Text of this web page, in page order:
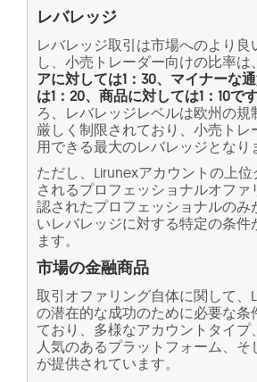
レバレッジ
レバレッジ取引は市場へのより良
し、小売トレーダー向けの比率は、
アに対しては1：30、マイナーな
は1：20、商品に対しては1：10で
ろ、レバレッジレベルは欧州の規
厳しく制限されており、小売トレ
用できる最大のレバレッジとなり
ただし、Lirunexアカウントの上
されるプロフェッショナルオファ
認されたプロフェッショナルのみ
いレバレッジに対する特定の条件
ます。
市場の金融商品
取引オファリング自体に関して、
の潜在的な成功のために必要な条
ており、多様なアカウントタイプ
人気のあるプラットフォーム、そ
が提供されています。